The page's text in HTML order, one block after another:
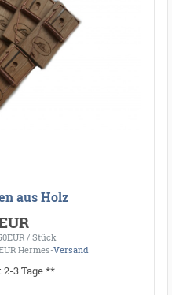
aus Holz
/ Stück
Hermes-Versand
3 Tage **